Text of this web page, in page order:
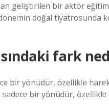
geliştirilen bir aktör eğitim
doğal tiyatrosunda
fark
bir yönüdür, özellikle
bir yönüdür,